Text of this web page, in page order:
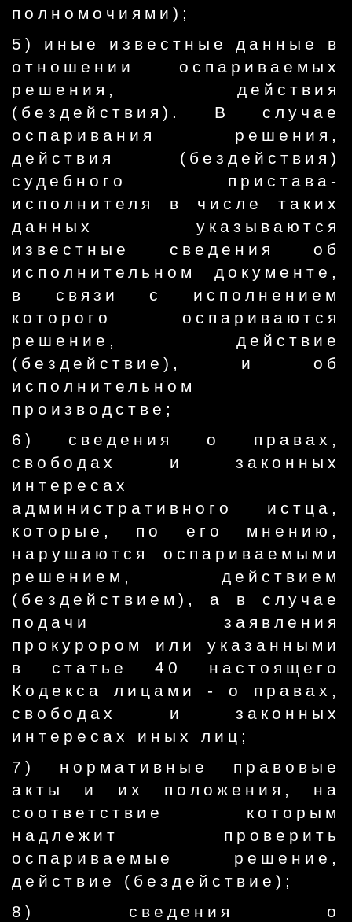
полномочиями);
5) иные известные данные в
отношении оспариваемых
решения, действия
(бездействия). В случае
оспаривания решения,
действия (бездействия)
судебного пристава-
исполнителя в числе таких
данных указываются
известные сведения об
исполнительном документе,
в связи с исполнением
которого оспариваются
решение, действие
(бездействие), и об
исполнительном
производстве;
6) сведения о правах,
свободах и законных
интересах
административного истца,
которые, по его мнению,
нарушаются оспариваемыми
решением, действием
(бездействием), а в случае
подачи заявления
прокурором или указанными
в статье 40 настоящего
Кодекса лицами - о правах,
свободах и законных
интересах иных лиц;
7) нормативные правовые
акты и их положения, на
соответствие которым
надлежит проверить
оспариваемые решение,
действие (бездействие);
8) сведения о